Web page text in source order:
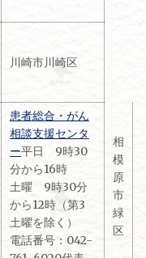
川崎市川崎区
患者総合・がん
相談支援センタ
ー平日 9時30
分から16時
土曜 9時30分
から12時（第3
土曜を除く）
電話番号：042-
相
模
原
市
緑
区